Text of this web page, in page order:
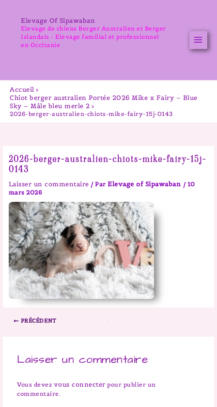
contenuElevage Of Sipawaban
Elevage de chiens Berger Australien et Berger
Islandais - Elevage familial et professionnel
en Occitanie
Accueil
Chiot berger australien Portée 2026 Mike x Fairy – Blue
Sky – Mâle bleu merle 2
2026-berger-australien-chiots-mike-fairy-15j-0143
2026-berger-australien-chiots-mike-fairy-15j-
0143
Laisser un commentaire / ParElevage of Sipawaban / 10
mars 2026
PRÉCÉDENT
Laisser un commentaire
Vous devez vous connecter pour publier un
commentaire.